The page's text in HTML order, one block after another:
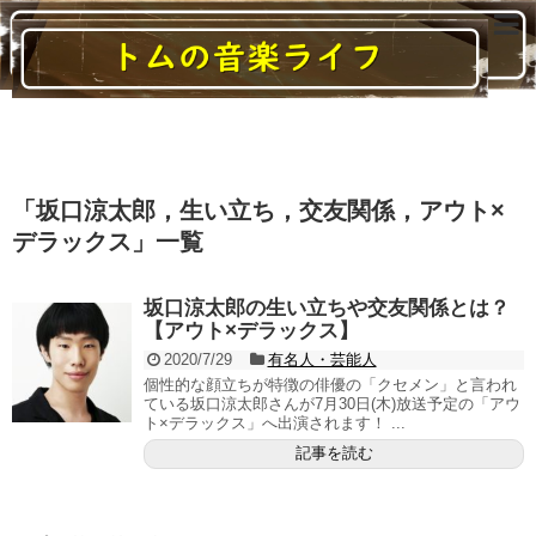
「坂口涼太郎，生い立ち，交友関係，アウト×
デラックス 」 一覧
坂口涼太郎の生い立ちや交友関係とは？
【アウト×デラックス】
2020/7/29
有名人・芸能人
個性的な顔立ちが特徴の俳優の「クセメン」と言われ
ている坂口涼太郎さんが7月30日(木)放送予定の「アウ
ト×デラックス」へ出演されます！ ...
記事を読む